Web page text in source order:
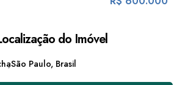
do Imóvel
São Paulo, Brasil